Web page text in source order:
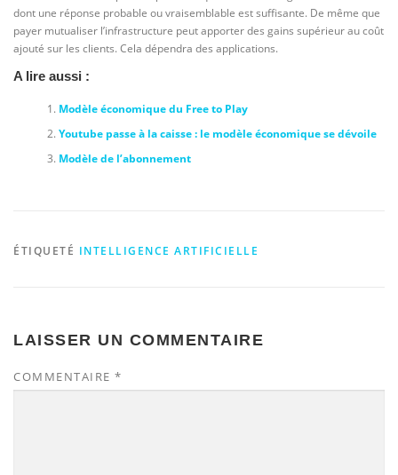
dont une réponse probable ou vraisemblable est suffisante. De même que
payer mutualiser l’infrastructure peut apporter des gains supérieur au coût
ajouté sur les clients. Cela dépendra des applications.
A lire aussi :
Modèle économique du Free to Play
Youtube passe à la caisse : le modèle économique se dévoile
Modèle de l’abonnement
ÉTIQUETÉ INTELLIGENCE ARTIFICIELLE
LAISSER UN COMMENTAIRE
COMMENTAIRE *